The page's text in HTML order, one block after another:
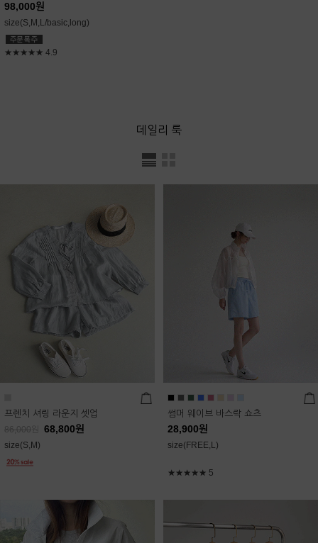
98,000원
size(S,M,L/basic,long)
★★★★★ 4.9
데일리 룩
프렌치 셔링 라운지 셋업
86,000 68,800원
size(S,M)
썸머 웨이브 바스락 쇼츠
28,900원
size(FREE,L)
★★★★★ 5